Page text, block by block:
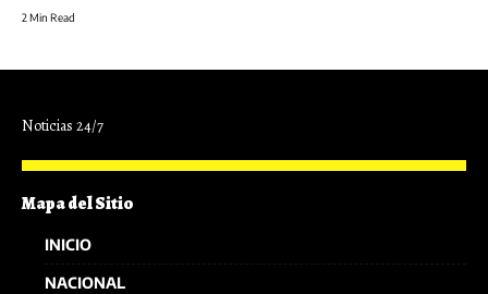
2 Min Read
Noticias 24/7
Mapa del Sitio
INICIO
NACIONAL